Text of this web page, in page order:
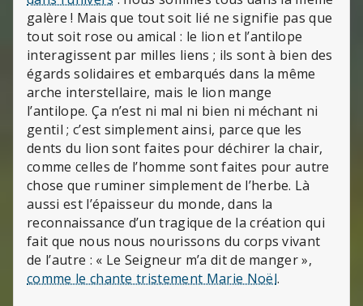
galère ! Mais que tout soit lié ne signifie pas que
tout soit rose ou amical : le lion et l’antilope
interagissent par milles liens ; ils sont à bien des
égards solidaires et embarqués dans la même
arche interstellaire, mais le lion mange
l’antilope. Ça n’est ni mal ni bien ni méchant ni
gentil ; c’est simplement ainsi, parce que les
dents du lion sont faites pour déchirer la chair,
comme celles de l’homme sont faites pour autre
chose que ruminer simplement de l’herbe. Là
aussi est l’épaisseur du monde, dans la
reconnaissance d’un tragique de la création qui
fait que nous nous nourissons du corps vivant
de l’autre : « Le Seigneur m’a dit de manger »,
comme le chante tristement Marie Noël.